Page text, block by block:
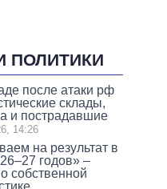
ПОЛИТИКИ
после атаки рф
склады,
и пострадавшие
14:26
на результат в
годов» –
собственной